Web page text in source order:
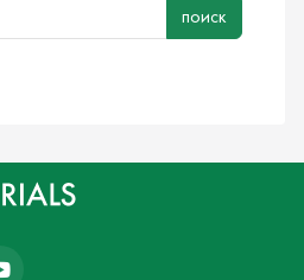
поиск